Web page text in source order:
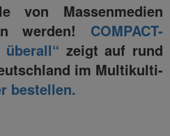
von Massenmedien
werden! COMPACT-
zeigt auf rund
im Multikulti-
bestellen.